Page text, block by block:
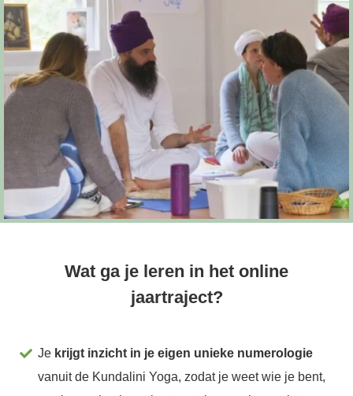
Wat ga je leren in het online
jaartraject?
Je krijgt inzicht in je eigen unieke numerologie
vanuit de Kundalini Yoga, zodat je weet wie je bent,